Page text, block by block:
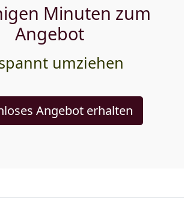
Minuten zum
Angebot
umziehen
Angebot erhalten